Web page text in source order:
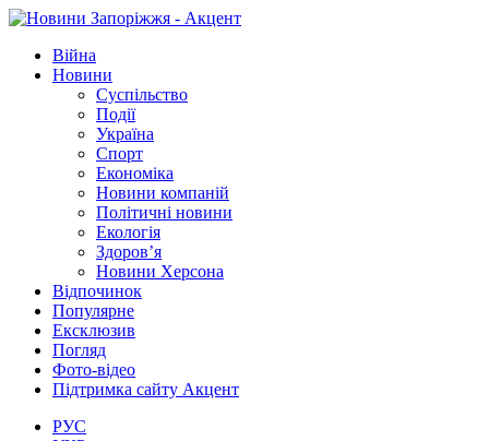
Війна
Новини
Суспільство
Події
Україна
Спорт
Економіка
Новини компаній
Політичні новини
Екологія
Здоров’я
Новини Херсона
Відпочинок
Популярне
Ексклюзив
Погляд
Фото-відео
Підтримка сайту Акцент
РУС